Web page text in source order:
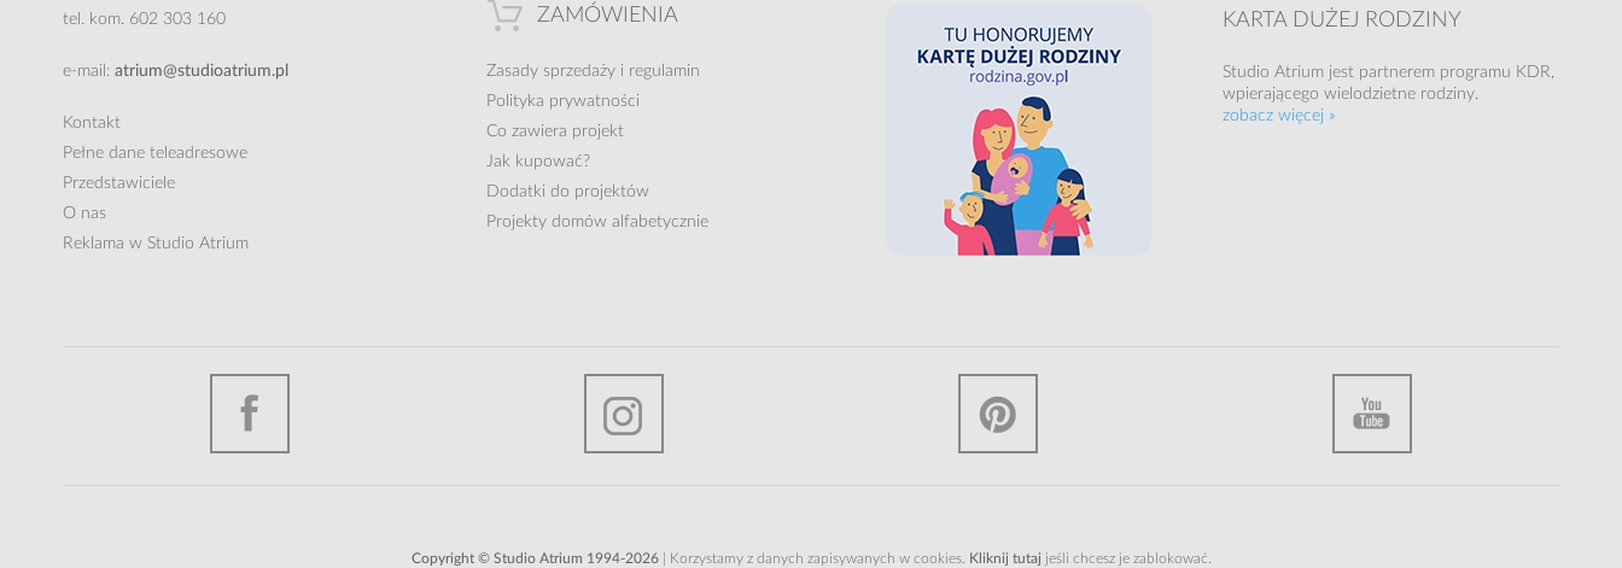
tel. kom. 602 303 160
e-mail: atrium@studioatrium.pl
Kontakt
Pełne dane teleadresowe
Przedstawiciele
O nas
Reklama w Studio Atrium
ZAMÓWIENIA
Zasady sprzedaży i regulamin
Polityka prywatności
Co zawiera projekt
Jak kupować?
Dodatki do projektów
Projekty domów alfabetycznie
KARTA DUŻEJ RODZINY
Studio Atrium jest partnerem programu KDR,
wpierającego wielodzietne rodziny.
zobacz więcej »
Copyright © Studio Atrium 1994-2026| Korzystamy z danych zapisywanych w cookies. Kliknij tutaj jeśli chcesz je zablokować.